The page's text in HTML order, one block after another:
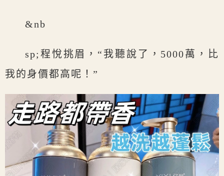
&nb
sp;程悅挑眉，“我聽說了，5000萬，比
我的身價都高呢！”